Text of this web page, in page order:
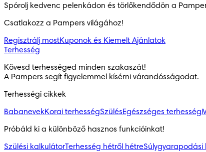
Spórolj kedvenc pelenkádon és törlőkendődön a
Csatlakozz a Pampers világához!
Regisztrálj mostKuponok és Kiemelt Ajánlatok
Terhesség
Kövesd terhességed minden szakaszát!
A Pampers segít figyelemmel kísérni várandósságodat.
Terhességi cikkek
BabanevekKorai terhességSzülésEgészséges terhesség
Próbáld ki a különböző hasznos funkcióinkat!
Szülési kalkulátorTerhesség hétről hétreSúlygyarapodási